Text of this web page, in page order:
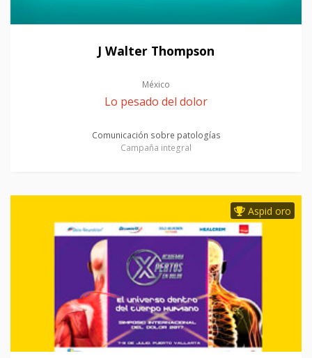
J Walter Thompson
México
Lo pesado del dolor
Comunicación sobre patologías
Campaña integral
Aspid oro